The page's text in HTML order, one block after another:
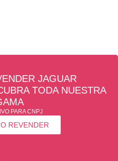
JAGUAR
TODA NUESTRA
PARA CNPJ
REVENDER